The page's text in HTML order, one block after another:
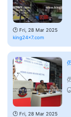
🕑 Fri, 28 Mar 2025
king24x7.com
🕑 Fri, 28 Mar 2025